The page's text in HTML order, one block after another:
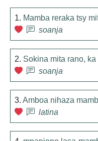
1. Mamba reraka tsy
soanja
2. Sokina mita rano,
soanja
3. Amboa nihaza
latina